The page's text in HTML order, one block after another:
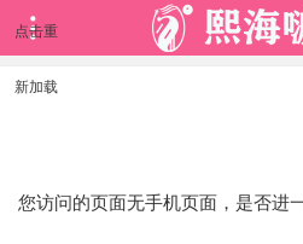
点击重
新加载
您访问的页面无手机页面，是否进